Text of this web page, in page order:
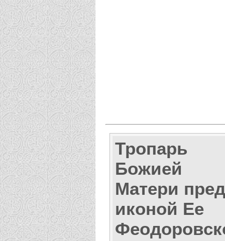
Тропарь
Божией
Матери пред
иконой Ее